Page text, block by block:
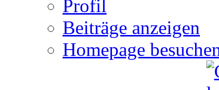
Profil
Beiträge anzeigen
Homepage